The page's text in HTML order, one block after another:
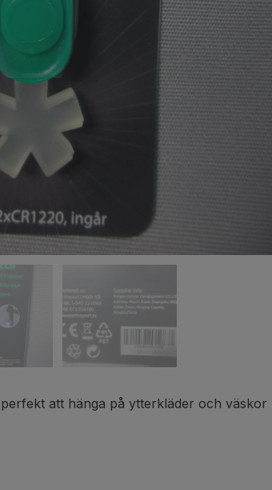
att hänga på ytterkläder och